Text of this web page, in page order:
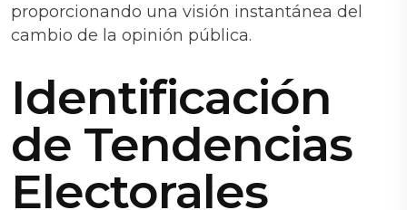
proporcionando una visión instantánea del
cambio de la opinión pública.
Identificación
de Tendencias
Electorales